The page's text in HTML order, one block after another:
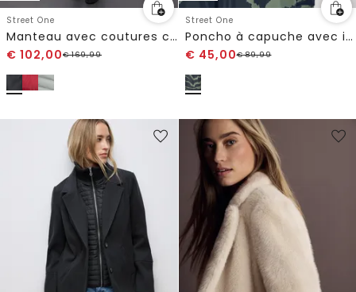
Street One
Manteau avec coutures collées
€ 102,00€169,99
Street One
Poncho à capuche avec imprimé
€ 45,00€89,99